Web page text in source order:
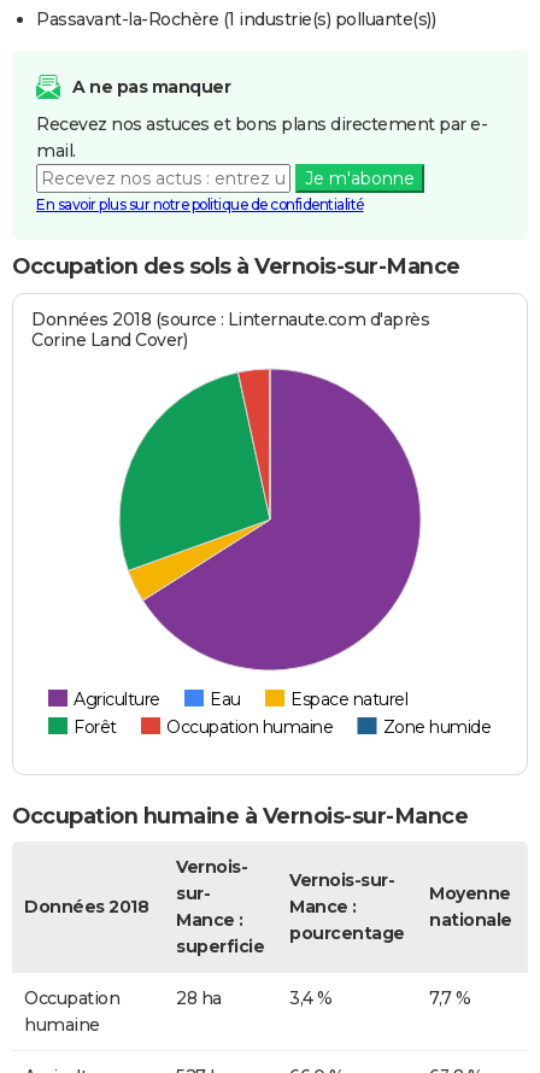
Passavant-la-Rochère (1 industrie(s) polluante(s))
A ne pas manquer
Recevez nos astuces et bons plans directement par e-
mail.
Je m'abonne
En savoir plus sur notre politique de confidentialité
Occupation des sols à Vernois-sur-Mance
Données 2018 (source : Linternaute.com d'après
Corine Land Cover)
Agriculture Eau
Espace naturel
Forêt
Occupation humaine Zone humide
Occupation humaine à Vernois-sur-Mance
Données 2018
Vernois-
sur-
Mance :
superficie
Vernois-sur-
Mance :
pourcentage
Moyenne
nationale
Occupation
humaine
28 ha 3,4 % 7,7 %